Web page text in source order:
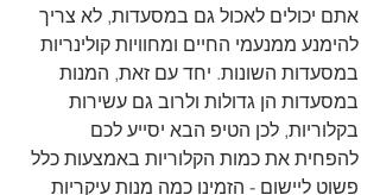
אתם יכולים לאכול גם במסעדות, לא צריך
להימנע ממנעמי החיים ומחוויות קולינריות
במסעדות השונות. יחד עם זאת, המנות
במסעדות הן גדולות ולרוב גם עשירות
בקלוריות, לכן הטיפ הבא יסייע לכם
להפחית את כמות הקלוריות באמצעות כלל
פשוט ליישום - הזמינו כמה מנות עיקריות